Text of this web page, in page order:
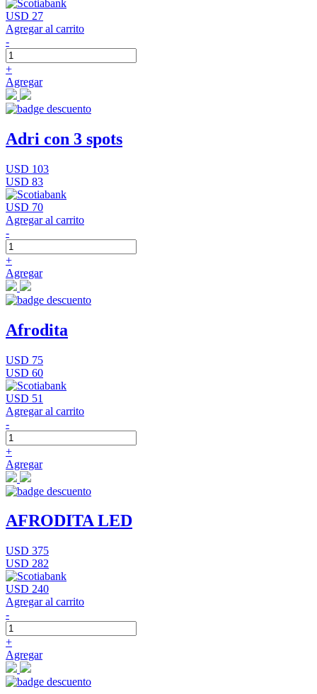
USD 27
Agregar al carrito
-
+
Agregar
Adri con 3 spots
USD 103
USD 83
USD 70
Agregar al carrito
-
+
Agregar
Afrodita
USD 75
USD 60
USD 51
Agregar al carrito
-
+
Agregar
AFRODITA LED
USD 375
USD 282
USD 240
Agregar al carrito
-
+
Agregar